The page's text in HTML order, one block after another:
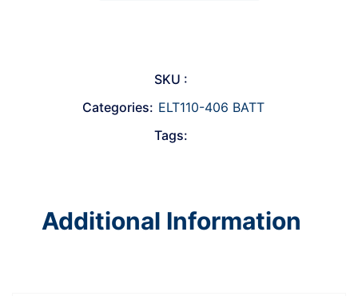
SKU :
Categories: ELT110-406 BATT
Tags:
Additional Information